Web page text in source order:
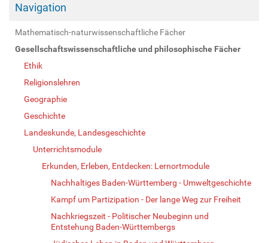
Navigation
Mathematisch-naturwissenschaftliche Fächer
Gesellschaftswissenschaftliche und philosophische Fächer
Ethik
Religionslehren
Geographie
Geschichte
Landeskunde, Landesgeschichte
Unterrichtsmodule
Erkunden, Erleben, Entdecken: Lernortmodule
Nachhaltiges Baden-Württemberg - Umweltgeschichte
Kampf um Partizipation - Der lange Weg zur Freiheit
Nachkriegszeit - Politischer Neubeginn und
Entstehung Baden-Württembergs